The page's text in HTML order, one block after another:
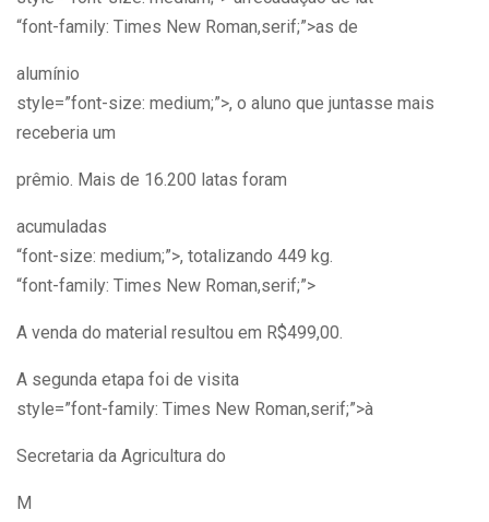
“font-family: Times New Roman,serif;”>as de
alumínio
style=”font-size: medium;”>, o aluno que juntasse mais
receberia um
prêmio. Mais de 16.200 latas foram
acumuladas
“font-size: medium;”>, totalizando 449 kg.
“font-family: Times New Roman,serif;”>
A venda do material resultou em R$499,00.
A segunda etapa foi de visita
style=”font-family: Times New Roman,serif;”>à
Secretaria da Agricultura do
M